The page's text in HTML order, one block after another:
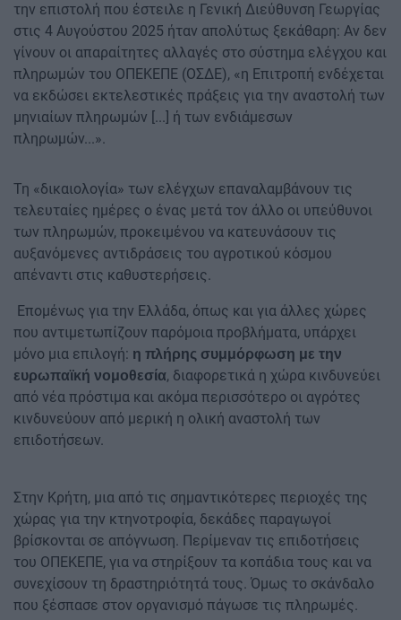
την επιστολή που έστειλε η Γενική Διεύθυνση Γεωργίας
στις 4 Αυγούστου 2025 ήταν απολύτως ξεκάθαρη: Αν δεν
γίνουν οι απαραίτητες αλλαγές στο σύστημα ελέγχου και
πληρωμών του ΟΠΕΚΕΠΕ (ΟΣΔΕ), «η Επιτροπή ενδέχεται
να εκδώσει εκτελεστικές πράξεις για την αναστολή των
μηνιαίων πληρωμών [...] ή των ενδιάμεσων
πληρωμών...».
Τη «δικαιολογία» των ελέγχων επαναλαµβάνουν τις
τελευταίες ηµέρες ο ένας µετά τον άλλο οι υπεύθυνοι
των πληρωµών, προκειµένου να κατευνάσουν τις
αυξανόµενες αντιδράσεις του αγροτικού κόσµου
απέναντι στις καθυστερήσεις.
Επομένως για την Ελλάδα, όπως και για άλλες χώρες
που αντιμετωπίζουν παρόμοια προβλήματα, υπάρχει
μόνο μια επιλογή: η πλήρης συμμόρφωση με την
ευρωπαϊκή νομοθεσία, διαφορετικά η χώρα κινδυνεύει
από νέα πρόστιμα και ακόμα περισσότερο οι αγρότες
κινδυνεύουν από μερική η ολική αναστολή των
επιδοτήσεων.
Στην Κρήτη, μια από τις σημαντικότερες περιοχές της
χώρας για την κτηνοτροφία, δεκάδες παραγωγοί
βρίσκονται σε απόγνωση. Περίμεναν τις επιδοτήσεις
του ΟΠΕΚΕΠΕ, για να στηρίξουν τα κοπάδια τους και να
συνεχίσουν τη δραστηριότητά τους. Όμως το σκάνδαλο
που ξέσπασε στον οργανισμό πάγωσε τις πληρωμές.